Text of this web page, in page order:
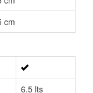
cm
6.5 lts